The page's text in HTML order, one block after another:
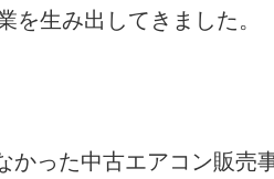
を生み出してきました。
かった中古エアコン販売